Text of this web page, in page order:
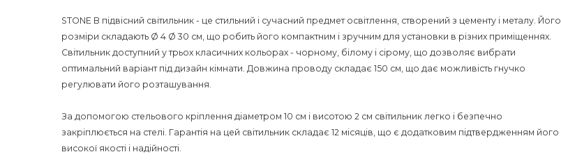
STONE B підвісний світильник - це стильний і сучасний предмет освітлення, створений з цементу і металу. Його
розміри складають Ø 4 Ø 30 см, що робить його компактним і зручним для установки в різних приміщеннях.
Світильник доступний у трьох класичних кольорах - чорному, білому і сірому, що дозволяє вибрати
оптимальний варіант під дизайн кімнати. Довжина проводу складає 150 см, що дає можливість гнучко
регулювати його розташування.
За допомогою стельового кріплення діаметром 10 см і висотою 2 см світильник легко і безпечно
закріплюється на стелі. Гарантія на цей світильник складає 12 місяців, що є додатковим підтвердженням його
високої якості і надійності.